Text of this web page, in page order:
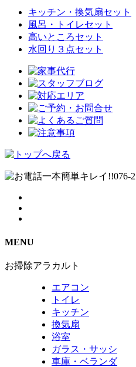
キッチン・換気扇セット
風呂・トイレセット
高いところセット
水回り３点セット
MENU
お掃除アラカルト
エアコン
トイレ
キッチン
換気扇
浴室
ガラス・サッシ
車庫・ベランダ